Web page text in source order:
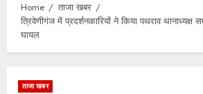
Home
ताजा खबर
त्रिवेणीगंज में प्रदर्शनकारियों ने किया पथराव
घायल
ताजा खबर